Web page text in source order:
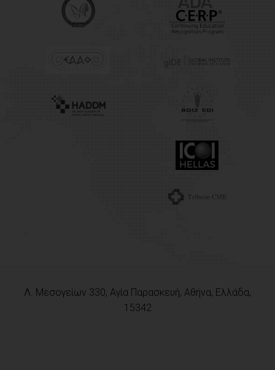
Λ. Μεσογείων 330, Αγία Παρασκευή, Αθήνα, Ελλάδα,
15342